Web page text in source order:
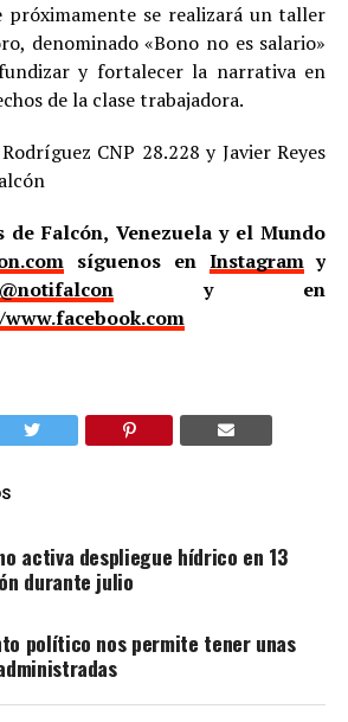
próximamente se realizará un taller
denominado «Bono no es salario»
y fortalecer la narrativa en
de la clase trabajadora.
CNP 28.228 y Javier Reyes
de Falcón, Venezuela y el Mundo
síguenos en Instagramy
@notifalcony en
activa despliegue hídrico en 13
durante julio
político nos permite tener unas